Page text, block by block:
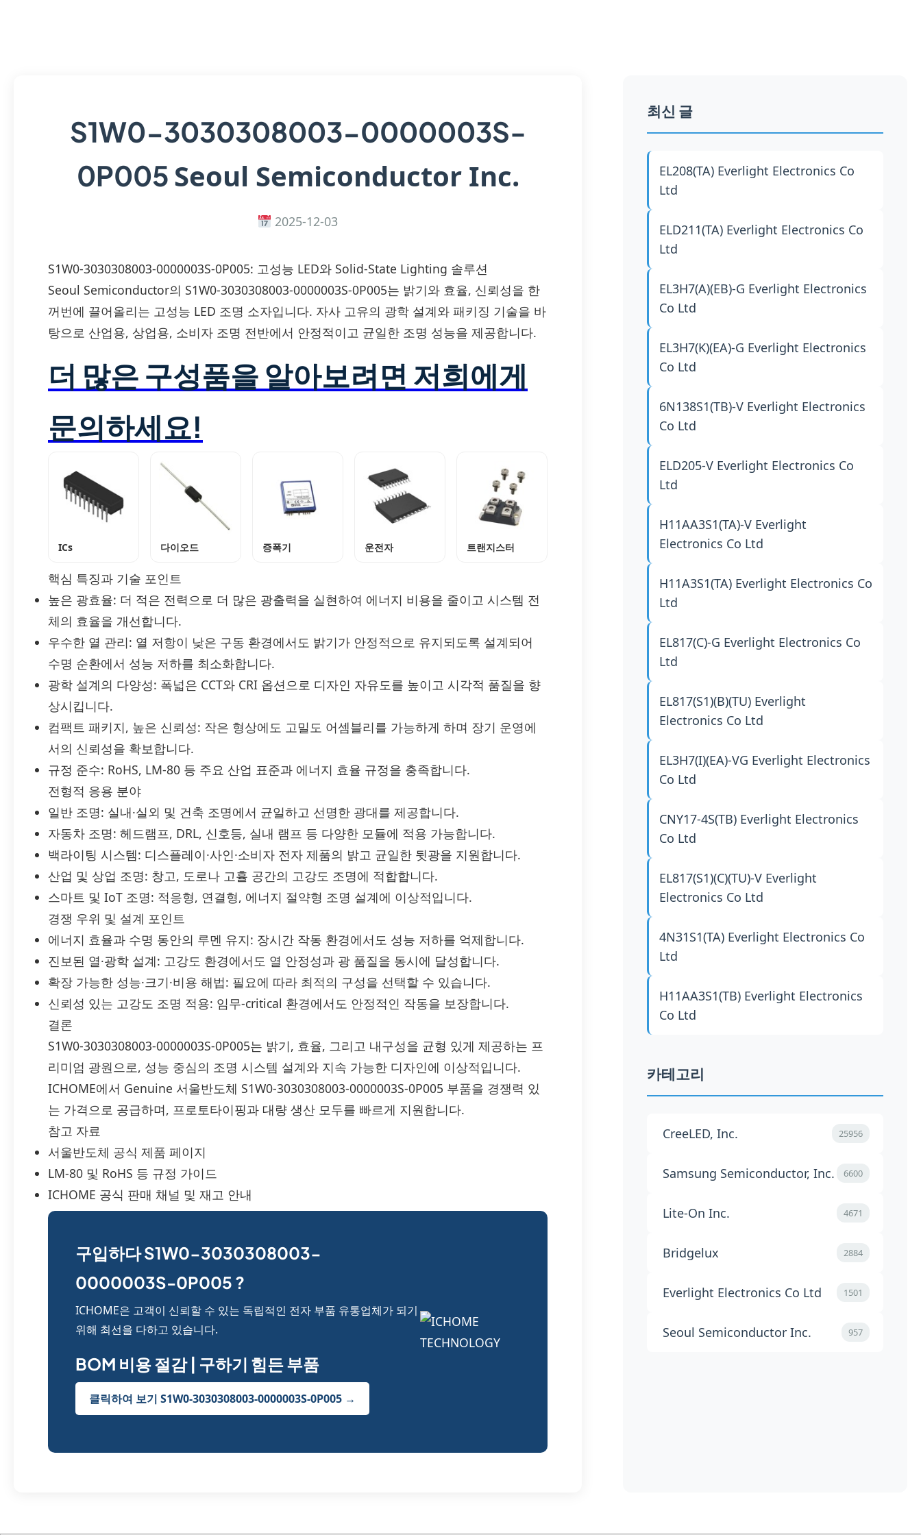
S1W0-3030308003-0000003S-
0P005Seoul Semiconductor Inc.
2025-12-03
S1W0-3030308003-0000003S-0P005: 고성능 LED와 Solid-State Lighting 솔루션
Seoul Semiconductor의 S1W0-3030308003-0000003S-0P005는 밝기와 효율, 신뢰성을 한
꺼번에 끌어올리는 고성능 LED 조명 소자입니다. 자사 고유의 광학 설계와 패키징 기술을 바
탕으로 산업용, 상업용, 소비자 조명 전반에서 안정적이고 균일한 조명 성능을 제공합니다.
더 많은 구성품을 알아보려면 저희에게
문의하세요!
ICs 다이오드 증폭기 운전자 트랜지스터
핵심 특징과 기술 포인트
높은 광효율: 더 적은 전력으로 더 많은 광출력을 실현하여 에너지 비용을 줄이고 시스템 전
체의 효율을 개선합니다.
우수한 열 관리: 열 저항이 낮은 구동 환경에서도 밝기가 안정적으로 유지되도록 설계되어
수명 순환에서 성능 저하를 최소화합니다.
광학 설계의 다양성: 폭넓은 CCT와 CRI 옵션으로 디자인 자유도를 높이고 시각적 품질을 향
상시킵니다.
컴팩트 패키지, 높은 신뢰성: 작은 형상에도 고밀도 어셈블리를 가능하게 하며 장기 운영에
서의 신뢰성을 확보합니다.
규정 준수: RoHS, LM-80 등 주요 산업 표준과 에너지 효율 규정을 충족합니다.
전형적 응용 분야
일반 조명: 실내·실외 및 건축 조명에서 균일하고 선명한 광대를 제공합니다.
자동차 조명: 헤드램프, DRL, 신호등, 실내 램프 등 다양한 모듈에 적용 가능합니다.
백라이팅 시스템: 디스플레이·사인·소비자 전자 제품의 밝고 균일한 뒷광을 지원합니다.
산업 및 상업 조명: 창고, 도로나 고휼 공간의 고강도 조명에 적합합니다.
스마트 및 IoT 조명: 적응형, 연결형, 에너지 절약형 조명 설계에 이상적입니다.
경쟁 우위 및 설계 포인트
에너지 효율과 수명 동안의 루멘 유지: 장시간 작동 환경에서도 성능 저하를 억제합니다.
진보된 열·광학 설계: 고강도 환경에서도 열 안정성과 광 품질을 동시에 달성합니다.
확장 가능한 성능·크기·비용 해법: 필요에 따라 최적의 구성을 선택할 수 있습니다.
신뢰성 있는 고강도 조명 적용: 임무-critical 환경에서도 안정적인 작동을 보장합니다.
결론
S1W0-3030308003-0000003S-0P005는 밝기, 효율, 그리고 내구성을 균형 있게 제공하는 프
리미엄 광원으로, 성능 중심의 조명 시스템 설계와 지속 가능한 디자인에 이상적입니다.
ICHOME에서 Genuine 서울반도체 S1W0-3030308003-0000003S-0P005 부품을 경쟁력 있
는 가격으로 공급하며, 프로토타이핑과 대량 생산 모두를 빠르게 지원합니다.
참고 자료
서울반도체 공식 제품 페이지
LM-80 및 RoHS 등 규정 가이드
ICHOME 공식 판매 채널 및 재고 안내
구입하다 S1W0-3030308003-
0000003S-0P005 ?
ICHOME은 고객이 신뢰할 수 있는 독립적인 전자 부품 유통업체가 되기
위해 최선을 다하고 있습니다.
BOM 비용 절감 | 구하기 힘든 부품
클릭하여 보기 S1W0-3030308003-0000003S-0P005 →
최신 글
EL208(TA) Everlight Electronics Co
Ltd
ELD211(TA) Everlight Electronics Co
Ltd
EL3H7(A)(EB)-G Everlight Electronics
Co Ltd
EL3H7(K)(EA)-G Everlight Electronics
Co Ltd
6N138S1(TB)-V Everlight Electronics
Co Ltd
ELD205-V Everlight Electronics Co
Ltd
H11AA3S1(TA)-V Everlight
Electronics Co Ltd
H11A3S1(TA) Everlight Electronics Co
Ltd
EL817(C)-G Everlight Electronics Co
Ltd
EL817(S1)(B)(TU) Everlight
Electronics Co Ltd
EL3H7(I)(EA)-VG Everlight Electronics
Co Ltd
CNY17-4S(TB) Everlight Electronics
Co Ltd
EL817(S1)(C)(TU)-V Everlight
Electronics Co Ltd
4N31S1(TA) Everlight Electronics Co
Ltd
H11AA3S1(TB) Everlight Electronics
Co Ltd
카테고리
CreeLED, Inc. 25956
Samsung Semiconductor, Inc. 6600
Lite-On Inc. 4671
Bridgelux 2884
Everlight Electronics Co Ltd 1501
Seoul Semiconductor Inc. 957